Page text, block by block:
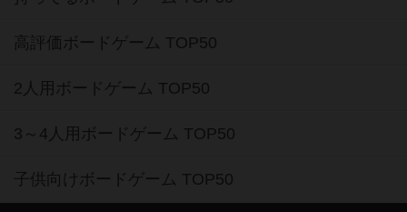
高評価ボードゲーム TOP50
2人用ボードゲーム TOP50
3～4人用ボードゲーム TOP50
子供向けボードゲーム TOP50